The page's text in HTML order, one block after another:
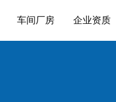
车间厂房 企业资质